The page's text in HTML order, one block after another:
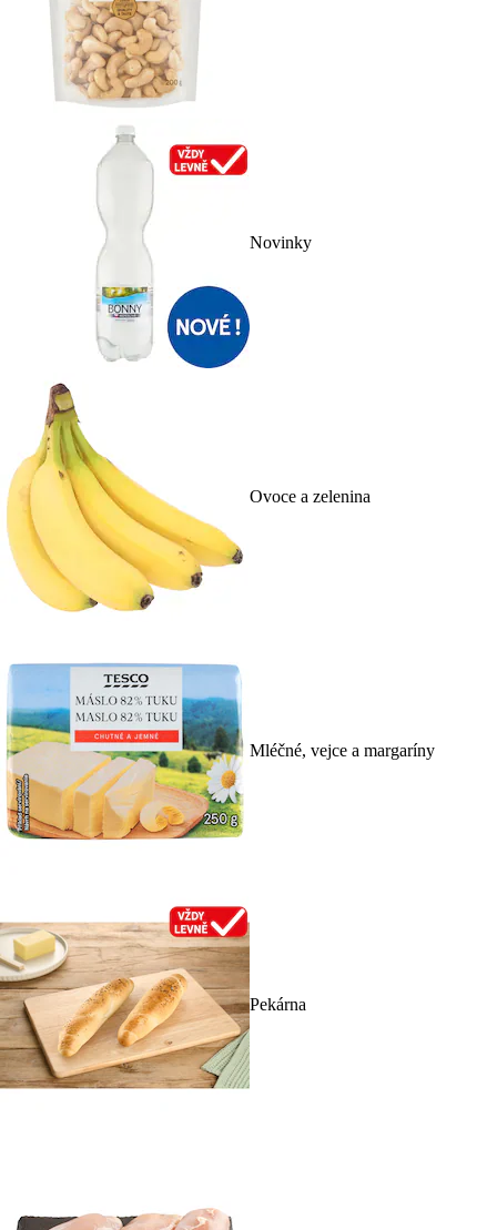
Novinky
Ovoce a zelenina
Mléčné, vejce a margaríny
Pekárna